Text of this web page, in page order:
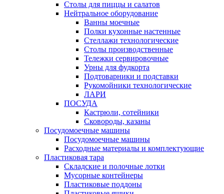
Столы для пиццы и салатов
Нейтральное оборудование
Ванны моечные
Полки кухонные настенные
Стеллажи технологические
Столы производственные
Тележки сервировочные
Урны для фудкорта
Подтоварники и подставки
Рукомойники технологические
ЛАРИ
ПОСУДА
Кастрюли, сотейники
Сковороды, казаны
Посудомоечные машины
Посудомоечные машины
Расходные материалы и комплектующие
Пластиковая тара
Складские и полочные лотки
Мусорные контейнеры
Пластиковые поддоны